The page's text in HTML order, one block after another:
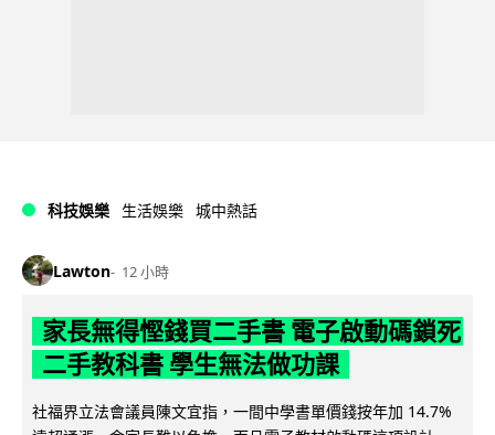
科技娛樂 生活娛樂 城中熱話
Lawton 12 小時
家長無得慳錢買二手書 電子啟動碼鎖死
二手教科書 學生無法做功課
社福界立法會議員陳文宜指，一間中學書單價錢按年加 14.7%